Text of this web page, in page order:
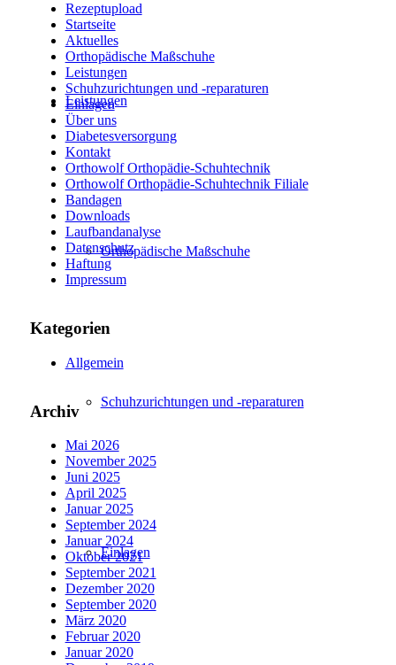
Leistungen
Orthopädische Maßschuhe
Schuhzurichtungen und -reparaturen
Einlagen
Rezeptupload
Startseite
Aktuelles
Orthopädische Maßschuhe
Leistungen
Schuhzurichtungen und -reparaturen
Einlagen
Über uns
Diabetesversorgung
Kontakt
Orthowolf Orthopädie-Schuhtechnik
Orthowolf Orthopädie-Schuhtechnik Filiale
Bandagen
Downloads
Laufbandanalyse
Datenschutz
Haftung
Impressum
Kategorien
Allgemein
Archiv
Mai 2026
November 2025
Juni 2025
April 2025
Januar 2025
September 2024
Januar 2024
Oktober 2021
September 2021
Dezember 2020
September 2020
März 2020
Februar 2020
Januar 2020